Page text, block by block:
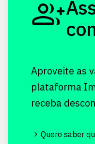
Aproveite as
plataforma
receba
Quero saber